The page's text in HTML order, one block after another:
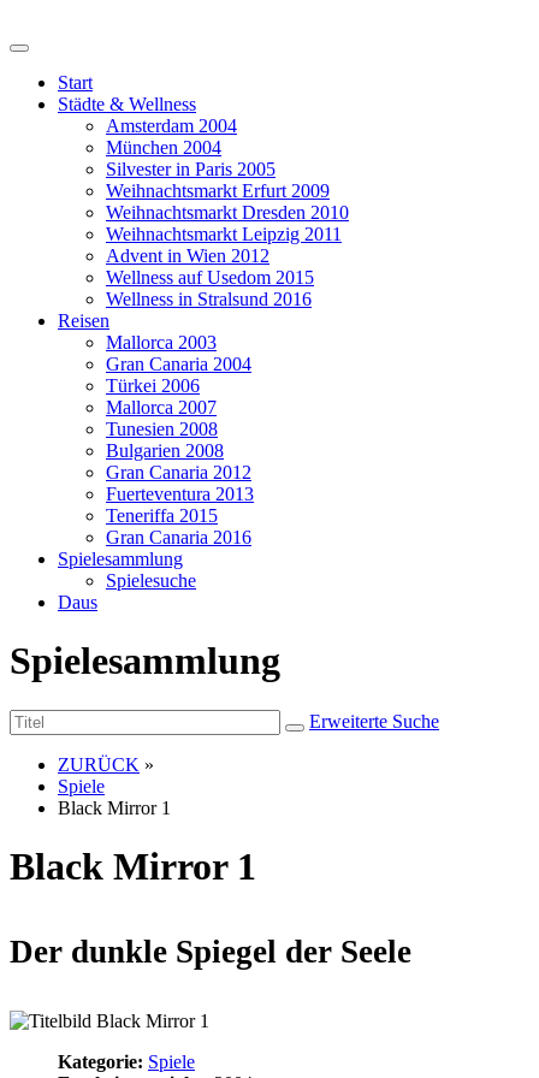
Start
Städte & Wellness
Amsterdam 2004
München 2004
Silvester in Paris 2005
Weihnachtsmarkt Erfurt 2009
Weihnachtsmarkt Dresden 2010
Weihnachtsmarkt Leipzig 2011
Advent in Wien 2012
Wellness auf Usedom 2015
Wellness in Stralsund 2016
Reisen
Mallorca 2003
Gran Canaria 2004
Türkei 2006
Mallorca 2007
Tunesien 2008
Bulgarien 2008
Gran Canaria 2012
Fuerteventura 2013
Teneriffa 2015
Gran Canaria 2016
Spielesammlung
Spielesuche
Daus
Spielesammlung
Erweiterte Suche
ZURÜCK »
Spiele
Black Mirror 1
Black Mirror 1
Der dunkle Spiegel der Seele
Kategorie: Spiele